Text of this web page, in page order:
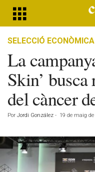
SELECCIÓ ECONÒMICA
La
Skin’
del càncer
Por Jordi González - 19 de maig